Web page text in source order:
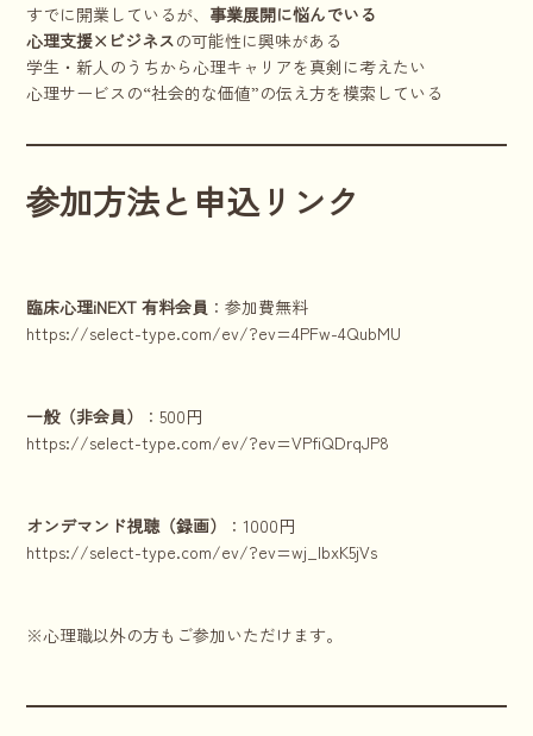
すでに開業しているが、 事業展開に悩んでいる
心理支援×ビジネスの可能性に興味がある
学生・新人のうちから心理キャリアを真剣に考えたい
心理サービスの“社会的な価値”の伝え方を模索している
参加方法と申込リンク
臨床心理iNEXT 有料会員 ：参加費無料
https://select-type.com/ev/?ev=4PFw-4QubMU
一般（非会員）
：500円
https://select-type.com/ev/?ev=VPfiQDrqJP8
オンデマンド視聴（録画）
：1000円
https://select-type.com/ev/?ev=wj_IbxK5jVs
※心理職以外の方もご参加いただけます。